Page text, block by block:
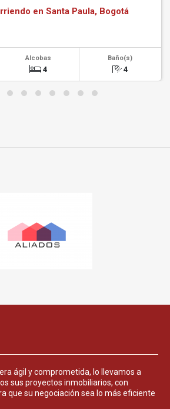
en Santa Paula, Bogotá
Alcobas
4
Baño(s)
4
ágil y comprometida, lo llevamos a
sus proyectos inmobiliarios, con
que su negociación sea lo más eficiente